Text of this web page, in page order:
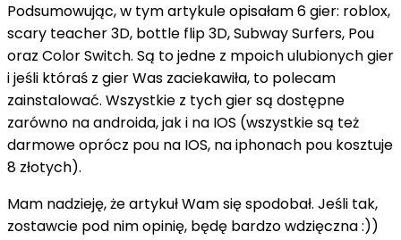
Podsumowując, w tym artykule opisałam 6 gier: roblox,
scary teacher 3D, bottle flip 3D, Subway Surfers, Pou
oraz Color Switch. Są to jedne z mpoich ulubionych gier
i jeśli któraś z gier Was zaciekawiła, to polecam
zainstalować. Wszystkie z tych gier są dostępne
zarówno na androida, jak i na IOS (wszystkie są też
darmowe oprócz pou na IOS, na iphonach pou kosztuje
8 złotych).
Mam nadzieję, że artykuł Wam się spodobał. Jeśli tak,
zostawcie pod nim opinię, będę bardzo wdzięczna :))